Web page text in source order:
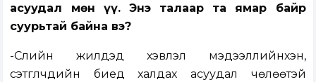
асуудал мөн үү. Энэ талаар та ямар байр
суурьтай байна вэ?
-Сүүлийн жилүүдэд хэвлэл мэдээллийнхэн,
сэтгүүлчдийн биед халдах асуудал чөлөөтэй